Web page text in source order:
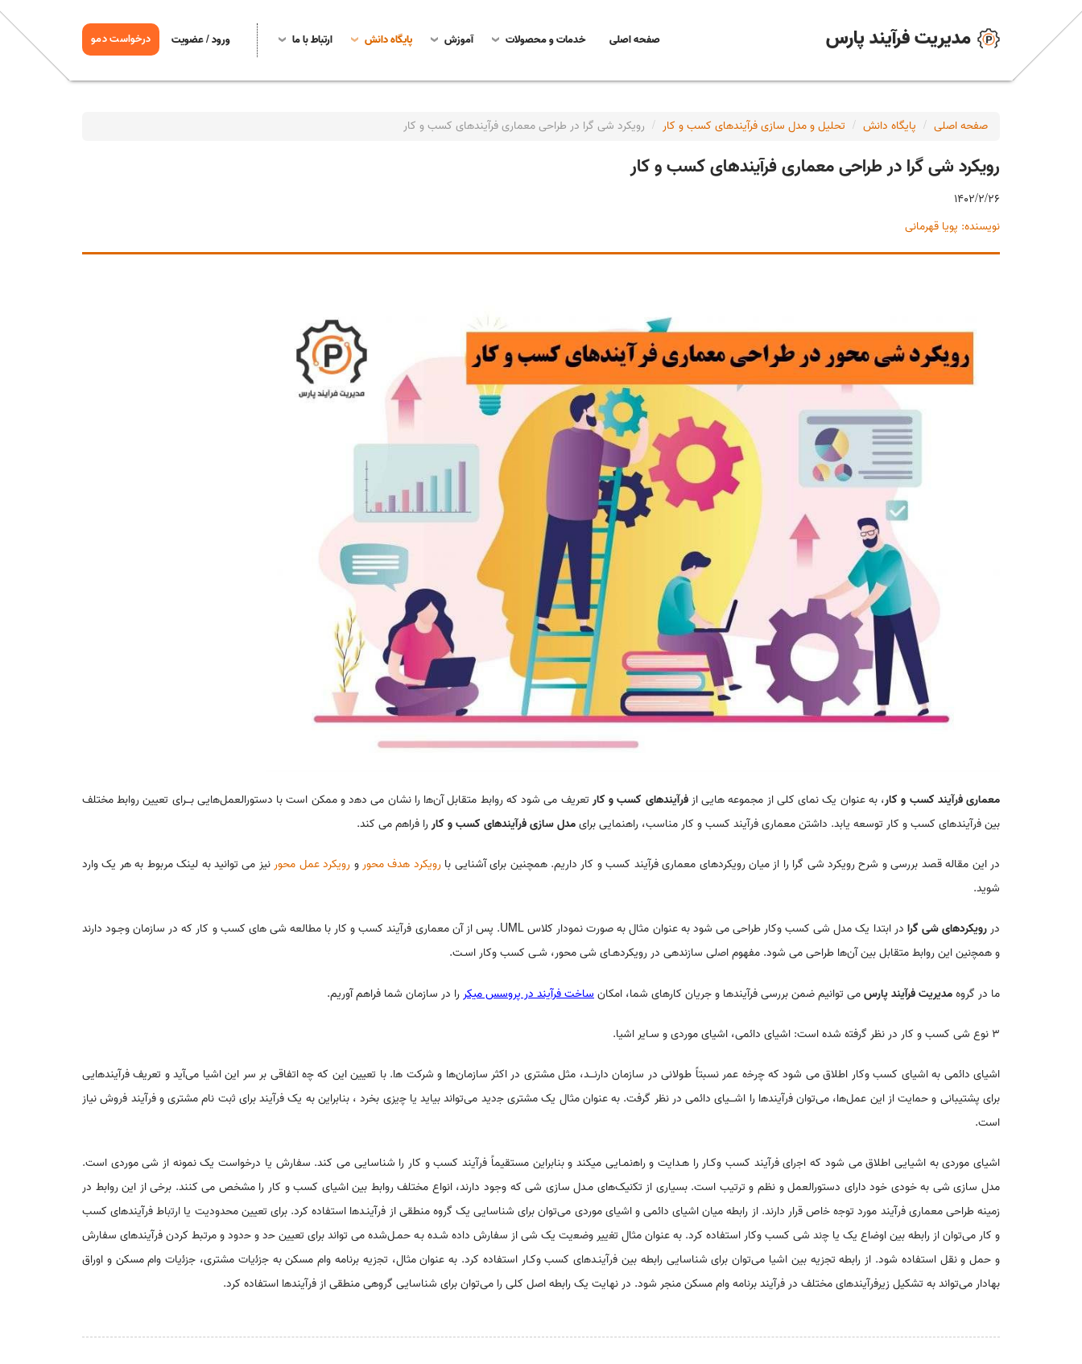
مدیریت فرآیند پارس صفحه اصلی خدمات و محصولات آموزش پایگاه دانش ارتباط با ما ورود / عضویت درخواست دمو
صفحه اصلی پایگاه دانش تحلیل و مدل سازی فرآیندهای کسب و کار رویکرد شی گرا در طراحی معماری فرآیندهای کسب و کار
رویکرد شی گرا در طراحی معماری فرآیندهای کسب و کار
1402/2/26
نویسنده: پویا قهرمانی
معماری ﻓرﺁیند کسب و کار، به عنوان یک نمای کلی از مجموعه هایی ازﻓرﺁیندﻫای کسب و کارتعریف می شود که روابط متقابل ﺁنﻫا را نشان می دﻫد و ممکن است با دستوراﻟﻌﻤﻞﻫایی بـــرای تعیین روابط مختلف
بین ﻓرﺁیندﻫای کسب و کار ﺗﻮسعه یابد. داشتن معماری ﻓرﺁیند کسب و کار مناسب، راهنمایی برایمدﻝ سازی ﻓرﺁیندﻫای کسب و کاررا ﻓراﻫم می کند.
در این مقاله قصد بررسی و شرح رویکرد شی گرا را از میان رویکردهای معماری فرآیند کسب و کار داریم. همچنین برای آشنایی بارویکرد هدف محورو رویکرد عمل محورنیز می توانید به لینک مربوط به هر یک وارد
شوید.
دررویکردﻫای شی ﮔرا
در ابتدا یک مدﻝ شی کسب وکار طراحی می شود به عنوان مثال به ﺻﻮرﺕ نمودار کلاس UML. پس از ﺁن معماری ﻓرﺁیند کسب و کار با مطالعه شی ﻫای کسب و کار که در سازمان وﺟـﻮد دارند
و ﻫﻤﭽنین این روابط متقابل بین ﺁنﻫا طراحی می شود. مفهوم اﺻلی سازندهی در رویکردﻫـای شی محور، شـی کسب وکار اسـت.
ما در گروهمدیریت فرآیند پارسمی توانیم ضمن بررسی فرآیندها و جریان کارهای شما، امکانساخت فرآیند در پروسس میکررا در سازمان شما فراهم آوریم.
۳ نوع شی کسب و کار در نظر ﮔرﻓﺘه شدﻩ است: اشیای دائمی، اشیای موردی و سـایر اشیا.
اشیای دائمی به اشیای کسب وکار اطﻼﻕ می شود که ﭼرﺧه ﻋﻤر نسبتاً طﻮﻻنی در سازمان دارنـــد، مثل مشتری در اکثر سازمانﻫا و شرکت ﻫا. با تعیین این که ﭼه اتفاقی بر سر این اشیا میﺁید و تعریف ﻓرﺁیندﻫایی
برای پشتیبانی و ﺣﻤایت از این ﻋﻤﻞﻫا، میﺗﻮان ﻓرﺁیندﻫا را اشـــیای دائمی در نظر گرفت. به عنوان مثال یک مشتری ﺟدید میﺗﻮاند بیاید یا ﭼیزی بخرد ، بنابراین به یک ﻓرﺁیند برای ﺛبت ناﻡ مشتری و ﻓرﺁیند ﻓروﺵ نیاز
است.
اشیای موردی به اشیایی اطﻼﻕ می شود که اﺟرای ﻓرﺁیند کسب وکـار را ﻫـدایت و راﻫنمـایی میکند و بنابراین مستقیماً ﻓرﺁیند کسب و کار را شناسایی می کند. سفارش یا درﺧﻮاست یک نمونه از شی موردی است.
مدﻝ سازی شی به ﺧﻮدی ﺧﻮد دارای دستورالعمل و نظم و ترتیب است. بسیاری از ﺗﻜنیکﻫای مـدﻝ سازی شی که وﺟﻮد دارند، انواع مختلف روابط بین اشیای کسب و کار را مشخص می کنند. برخی از این روابط در
زمینه طراحی معماری ﻓرﺁیند مورد ﺗﻮﺟه ﺧاﺹ ﻗرار دارند. از رابطه میان اشیای دائمی و اشیای موردی میﺗﻮان برای شناسایی یک ﮔروﻩ منطقی از ﻓرﺁینـدﻫا استفاده کرد. برای تعیین محدودیت یا ارﺗباﻁ ﻓرﺁیندﻫای کسب
و کار میﺗﻮان از رابطه بین اوﺿاﻉ یک یا ﭼند شی کسب وکار استفاده کرد. به عنوان مثال ﺗﻐییر وﺿﻌیت یک شی از سفارش دادﻩ شـدﻩ بـه ﺣﻤـﻞشدﻩ می ﺗﻮاند برای تعیین ﺣد و ﺣدود و مرتبط کردن ﻓرﺁیندﻫای سفارش
و ﺣﻤﻞ و نقل استفاده شود. از رابطه ﺗﺠزیه بین اشیا میﺗﻮان برای شناسایی رابطه بین ﻓرﺁینـدﻫای کسب وکـار استفاده کرد. به عنوان مثال، ﺗﺠزیه برنامه واﻡ مسکن به ﺟزﺋیاﺕ مشتری، ﺟزﺋیاﺕ واﻡ مسکن و اوراﻕ
بهادار میﺗﻮاند به تشکیل زیرﻓرﺁیندﻫای مختلف در ﻓرﺁیند برنامه واﻡ مسکن منجر شود. در نهایت یک رابطه اﺻﻞ کلی را میﺗﻮان برای شناسایی ﮔروهی منطقی از ﻓرﺁیندﻫا استفاده کرد.